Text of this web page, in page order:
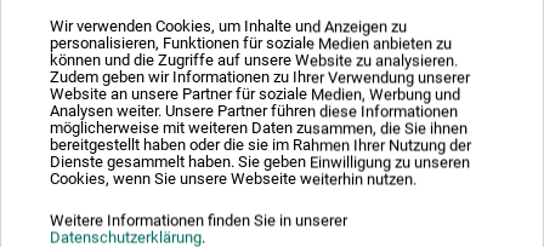
Wir verwenden Cookies, um Inhalte und Anzeigen zu
personalisieren, Funktionen für soziale Medien anbieten zu
können und die Zugriffe auf unsere Website zu analysieren.
Zudem geben wir Informationen zu Ihrer Verwendung unserer
Website an unsere Partner für soziale Medien, Werbung und
Analysen weiter. Unsere Partner führen diese Informationen
möglicherweise mit weiteren Daten zusammen, die Sie ihnen
bereitgestellt haben oder die sie im Rahmen Ihrer Nutzung der
Dienste gesammelt haben. Sie geben Einwilligung zu unseren
Cookies, wenn Sie unsere Webseite weiterhin nutzen.
Weitere Informationen finden Sie in unserer
Datenschutzerklärung.
Studien-Aquarellfarbe
ab32.30 CHF
zzgl. Versandkosten